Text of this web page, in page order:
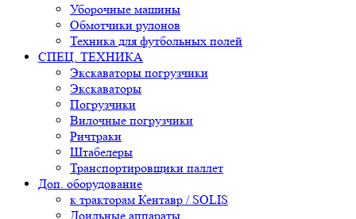
Уборочные машины
Обмотчики рулонов
Техника для футбольных полей
СПЕЦ. ТЕХНИКА
Экскаваторы погрузчики
Экскаваторы
Погрузчики
Вилочные погрузчики
Ричтраки
Штабелеры
Транспортировщики паллет
Доп. оборудование
к тракторам Кентавр / SOLIS
Доильные аппараты